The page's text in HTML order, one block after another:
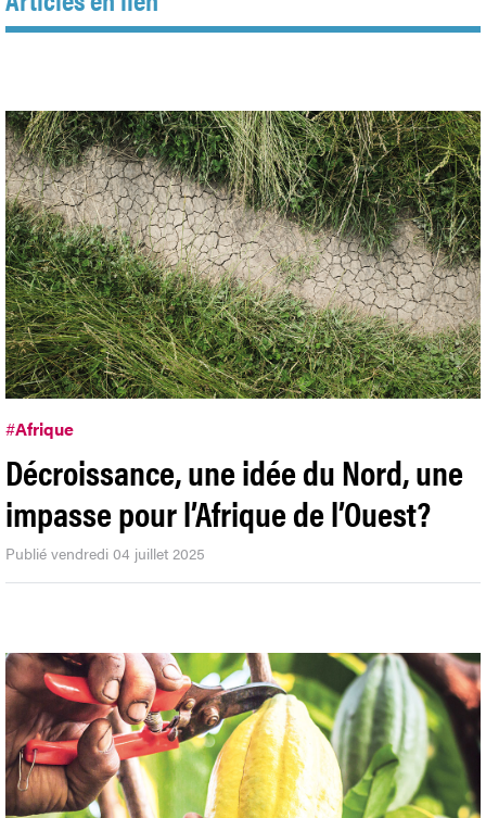
#Afrique
Décroissance, une idée du Nord, une
impasse pour l’Afrique de l’Ouest?
Publié vendredi 04 juillet 2025